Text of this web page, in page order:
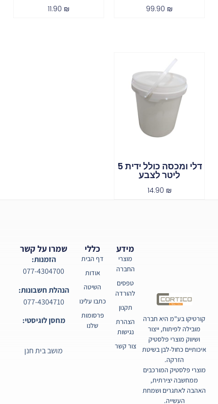
99.90 ₪
11.90 ₪
דלי ומכסה כולל ידית 5
ליטר לצבע
14.90 ₪
קורטיקו בע"מ היא חברה
מובילה לפיתוח, ייצור
ושיווק מוצרי פלסטיק
איכותיים כחול-לבן בשיטת
הזרקה.
מוצרי פלסטיק המורכבים
ממחשבה יצירתית,
האהבה לאתגרים ושמחת
העשייה.
כללי
דף הבית
אודות
השיטה
כתבו עלינו
פרסומות
שלנו
מידע
מוצרי
החברה
טפסים
להורדה
תקנון
הצהרת
נגישות
צור קשר
שמרו על קשר
הזמנות:
077-4304700
הנהלת חשבונות:
077-4304710
מחסן לוגיסטי:
מושב בית חנן